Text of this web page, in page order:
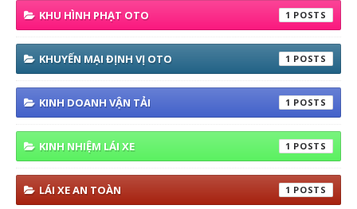
KHU HÌNH PHẠT OTO 1
KHUYẾN MẠI ĐỊNH VỊ OTO 1
KINH DOANH VẬN TẢI 1
KINH NHIỆM LÁI XE 1
LÁI XE AN TOÀN 1